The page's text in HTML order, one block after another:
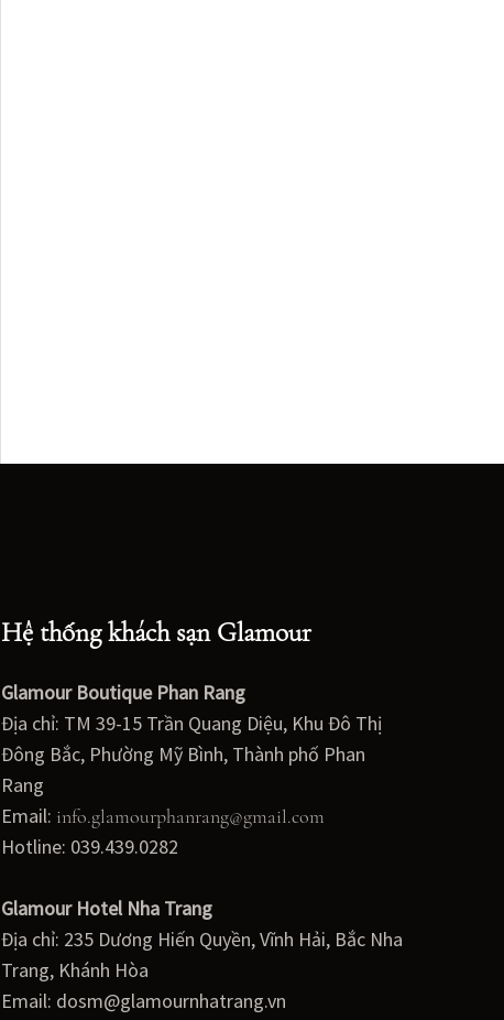
Hệ thống khách sạn Glamour
Glamour Boutique Phan Rang
Địa chỉ: TM 39-15 Trần Quang Diệu, Khu Đô Thị
Đông Bắc, Phường Mỹ Bình, Thành phố Phan
Rang
Email: info.glamourphanrang@gmail.com
Hotline: 039.439.0282
Glamour Hotel Nha Trang
Địa chỉ: 235 Dương Hiến Quyền, Vĩnh Hải, Bắc Nha
Trang, Khánh Hòa
Email: dosm@glamournhatrang.vn